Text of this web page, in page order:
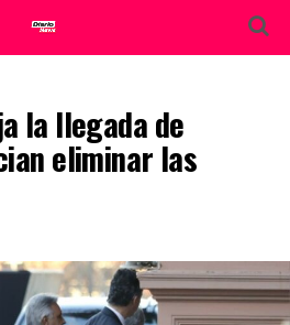
la llegada de
eliminar las